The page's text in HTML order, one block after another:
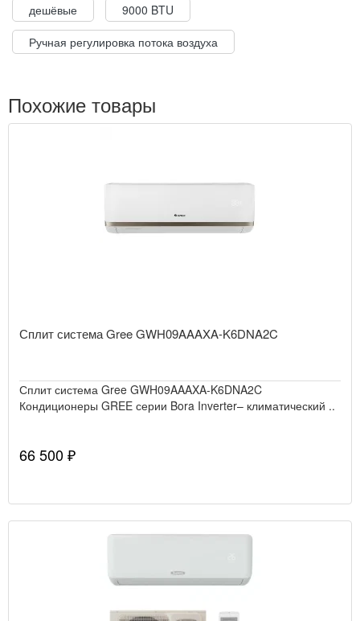
дешёвые
9000 BTU
Ручная регулировка потока воздуха
Похожие товары
Сплит система Gree GWH09AAAXA-K6DNA2C
Сплит система Gree GWH09AAAXA-K6DNA2C
Кондиционеры GREE серии Bora Inverter– климатический ..
66 500 ₽